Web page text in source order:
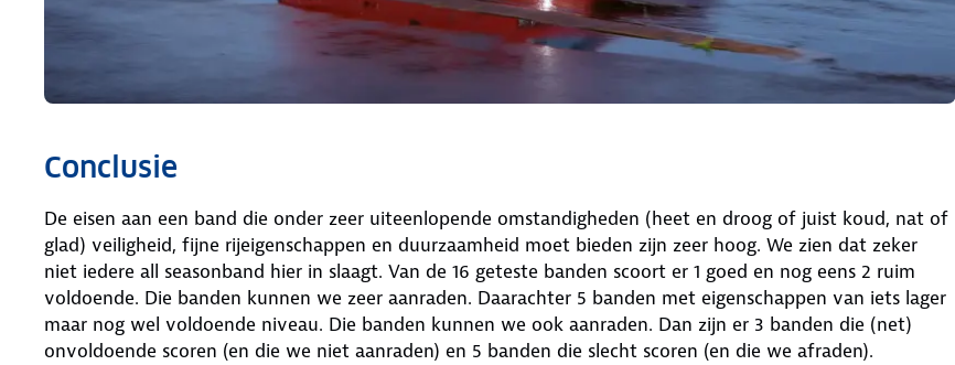
Conclusie
De eisen aan een band die onder zeer uiteenlopende omstandigheden (heet en droog of juist koud, nat of
glad) veiligheid, fijne rijeigenschappen en duurzaamheid moet bieden zijn zeer hoog. We zien dat zeker
niet iedere all seasonband hier in slaagt. Van de 16 geteste banden scoort er 1 goed en nog eens 2 ruim
voldoende. Die banden kunnen we zeer aanraden. Daarachter 5 banden met eigenschappen van iets lager
maar nog wel voldoende niveau. Die banden kunnen we ook aanraden. Dan zijn er 3 banden die (net)
onvoldoende scoren (en die we niet aanraden) en 5 banden die slecht scoren (en die we afraden).